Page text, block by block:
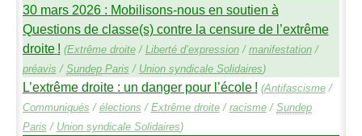
30 mars 2026 : Mobilisons-nous en soutien à
Questions de classe(s) contre la censure de l’extrême
droite ! (Extrême droite/ Liberté d’expression/ manifestation/
préavis / SundepParis / Union syndicale Solidaires)
L’extrême droite : un danger pour l’école ! (Antifascisme/
Communiqués / élections / Extrême droite/ racisme/ Sundep
Paris / Union syndicale Solidaires)